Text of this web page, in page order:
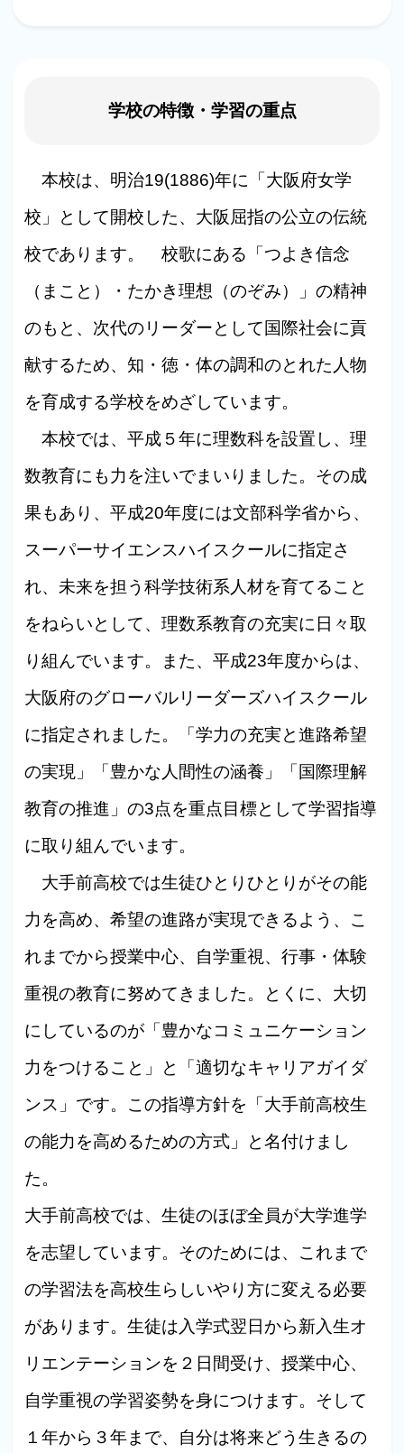
学校の特徴・学習の重点
本校は、明治19(1886)年に「大阪府女学
校」として開校した、大阪屈指の公立の伝統
校であります。 校歌にある「つよき信念
（まこと）・たかき理想（のぞみ）」の精神
のもと、次代のリーダーとして国際社会に貢
献するため、知・徳・体の調和のとれた人物
を育成する学校をめざしています。
本校では、平成５年に理数科を設置し、理
数教育にも力を注いでまいりました。その成
果もあり、平成20年度には文部科学省から、
スーパーサイエンスハイスクールに指定さ
れ、未来を担う科学技術系人材を育てること
をねらいとして、理数系教育の充実に日々取
り組んでいます。また、平成23年度からは、
大阪府のグローバルリーダーズハイスクール
に指定されました。「学力の充実と進路希望
の実現」「豊かな人間性の涵養」「国際理解
教育の推進」の3点を重点目標として学習指導
に取り組んでいます。
大手前高校では生徒ひとりひとりがその能
力を高め、希望の進路が実現できるよう、こ
れまでから授業中心、自学重視、行事・体験
重視の教育に努めてきました。とくに、大切
にしているのが「豊かなコミュニケーション
力をつけること」と「適切なキャリアガイダ
ンス」です。この指導方針を「大手前高校生
の能力を高めるための方式」と名付けまし
た。
大手前高校では、生徒のほぼ全員が大学進学
を志望しています。そのためには、これまで
の学習法を高校生らしいやり方に変える必要
があります。生徒は入学式翌日から新入生オ
リエンテーションを２日間受け、授業中心、
自学重視の学習姿勢を身につけます。そして
１年から３年まで、自分は将来どう生きるの